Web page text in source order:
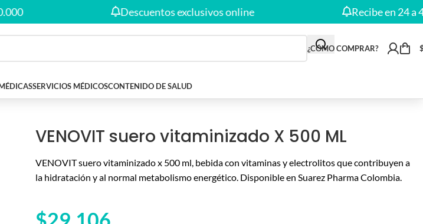
Descuentos exclusivos online Recibe en 24 a 48
¿CÓMO COMPRAR?
SERVICIOS MÉDICOSCONTENIDO DE SALUD
VENOVIT suero vitaminizado X 500 ML
VENOVIT suero vitaminizado x 500 ml, bebida con vitaminas y electrolitos que contribuyen a
la hidratación y al normal metabolismo energético. Disponible en Suarez Pharma Colombia.
desde